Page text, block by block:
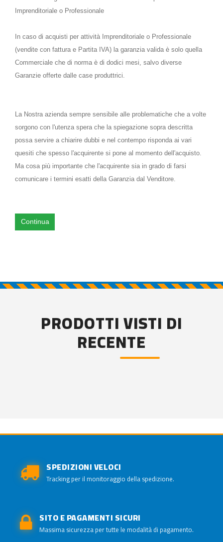
Imprenditoriale o Professionale
In caso di acquisti per attività Imprenditoriale o Professionale
(vendite con fattura e Partita IVA) la garanzia valida è solo quella
Commerciale che di norma è di dodici mesi, salvo diverse
Garanzie offerte dalle case produttrici.
La Nostra azienda sempre sensibile alle problematiche che a volte
sorgono con l'utenza spera che la spiegazione sopra descritta
possa servire a chiarire dubbi e nel contempo risponda ai vari
quesiti che spesso l'acquirente si pone al momento dell'acquisto.
Ma cosa più importante che l'acquirente sia in grado di farsi
comunicare i termini esatti della Garanzia dal Venditore.
Continua
PRODOTTI VISTI DI
RECENTE
SPEDIZIONI VELOCI
Tracking per il monitoraggio della spedizione.
SITO E PAGAMENTI SICURI
Massima sicurezza per tutte le modalità di pagamento.